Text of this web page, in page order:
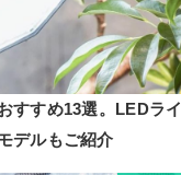
すすめ13選。LEDライ
デルもご紹介